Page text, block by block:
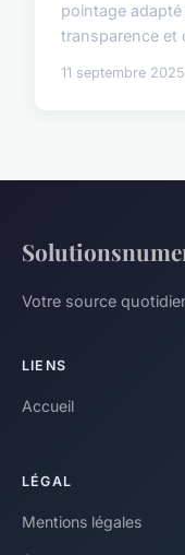
pointage
transparence et
11 septembre 2025
Votre source
LIENS
Accueil
LÉGAL
Mentions légales